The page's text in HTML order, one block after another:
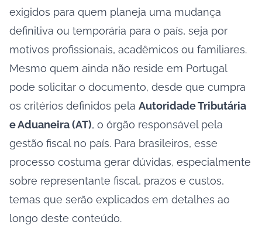
exigidos para quem planeja uma mudança
definitiva ou temporária para o país, seja por
motivos profissionais, acadêmicos ou familiares.
Mesmo quem ainda não reside em Portugal
pode solicitar o documento, desde que cumpra
os critérios definidos pela Autoridade Tributária
e Aduaneira (AT), o órgão responsável pela
gestão fiscal no país. Para brasileiros, esse
processo costuma gerar dúvidas, especialmente
sobre representante fiscal, prazos e custos,
temas que serão explicados em detalhes ao
longo deste conteúdo.